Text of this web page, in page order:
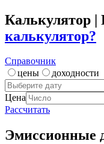
Калькулятор |
калькулятор?
Справочник
цены
доходности
Цена
Рассчитать
Эмиссионные